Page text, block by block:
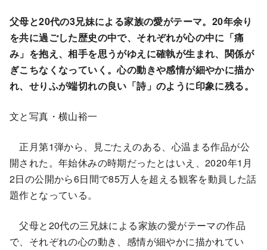
父母と20代の3兄妹による家族の愛がテーマ。20年余り
を共に過ごした歴史の中で、それぞれが心の中に「痛
み」を抱え、相手を思うがゆえに確執が生まれ、関係が
ぎこちなくなっていく。心の動きや感情が細やかに描か
れ、せりふが端切れの良い「詩」のように印象に残る。
文と写真・横山裕一
正月第1弾から、見ごたえのある、心温まる作品が公
開された。年始休みの時期だったとはいえ、2020年1月
2日の公開から6日間で85万人を超える観客を動員した話
題作となっている。
父母と20代の三兄妹による家族の愛がテーマの作品
で、それぞれの心の動き、感情が細やかに描かれてい